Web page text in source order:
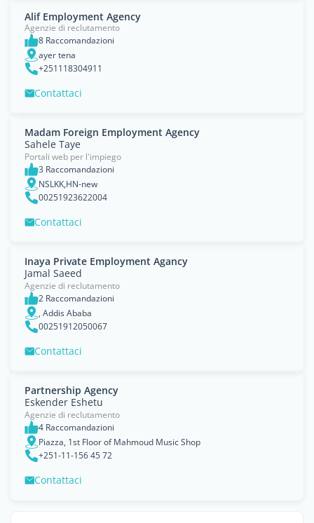
Alif Employment Agency
Agenzie di reclutamento
8 Raccomandazioni
ayer tena
+251118304911
Contattaci
Madam Foreign Employment Agency
Sahele Taye
Portali web per l'impiego
3 Raccomandazioni
NSLKK,HN-new
00251923622004
Contattaci
Inaya Private Employment Agancy
Jamal Saeed
Agenzie di reclutamento
2 Raccomandazioni
, Addis Ababa
00251912050067
Contattaci
Partnership Agency
Eskender Eshetu
Agenzie di reclutamento
4 Raccomandazioni
Piazza, 1st Floor of Mahmoud Music Shop
+251-11-156 45 72
Contattaci